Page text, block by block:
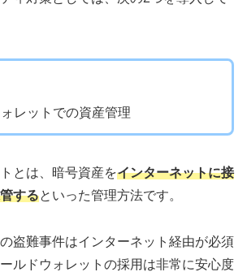
レットでの資産管理
とは、暗号資産をインターネットに接
するといった管理方法です。
盗難事件はインターネット経由が必須
ルドウォレットの採用は非常に安心度